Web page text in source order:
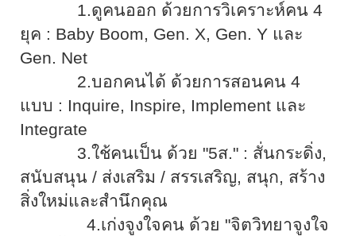
1.ดูคนออก ด้วยการวิเคราะห์คน 4
ยุค : Baby Boom, Gen. X, Gen. Y และ
Gen. Net
2.บอกคนได้ ด้วยการสอนคน 4
แบบ : Inquire, Inspire, Implement และ
Integrate
3.ใช้คนเป็น ด้วย "5ส." : สั่นกระดิ่ง,
สนับสนุน / ส่งเสริม / สรรเสริญ, สนุก, สร้าง
สิ่งใหม่และสำนึกคุณ
4.เก่งจูงใจคน ด้วย "จิตวิทยาจูงใจ